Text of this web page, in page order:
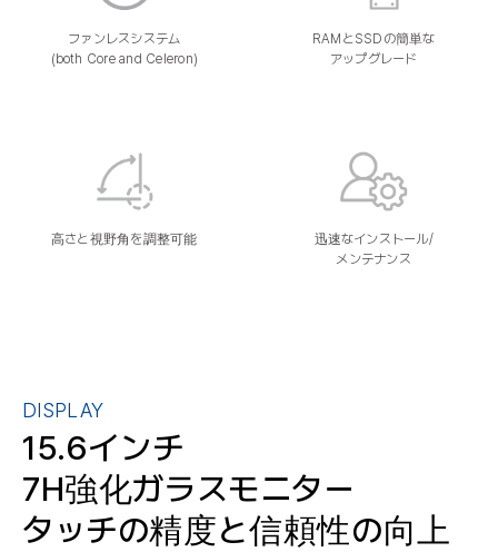
ファンレスシステム
(both Core and Celeron)
RAMとSSDの簡単な
アップグレード
高さと視野角を調整可能
迅速なインストール/
メンテナンス
DISPLAY
15.6インチ
7H強化ガラスモニター
タッチの精度と信頼性の向上